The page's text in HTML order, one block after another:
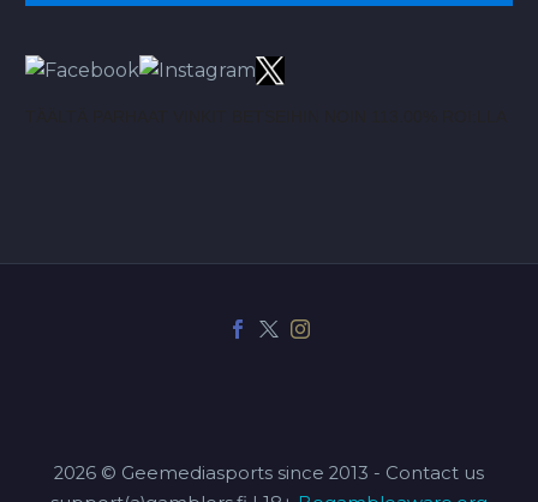
2026 © Geemediasports since 2013 - Contact us